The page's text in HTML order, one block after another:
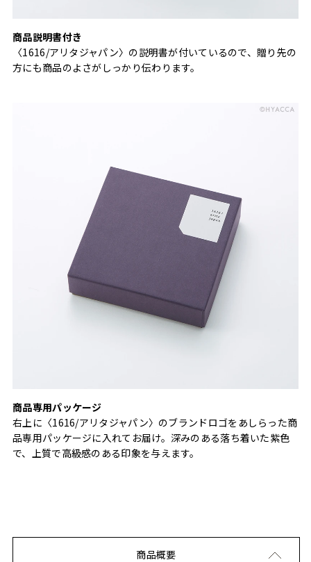
商品説明書付き
〈1616/アリタジャパン〉の説明書が付いているので、贈り先の
方にも商品のよさがしっかり伝わります。
商品専用パッケージ
右上に〈1616/アリタジャパン〉のブランドロゴをあしらった商
品専用パッケージに入れてお届け。深みのある落ち着いた紫色
で、上質で高級感のある印象を与えます。
商品概要